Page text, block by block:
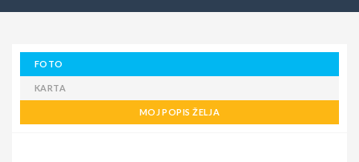
FOTO
KARTA
MOJ POPIS ŽELJA